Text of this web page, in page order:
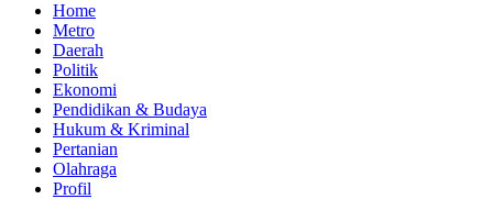
Home
Metro
Daerah
Politik
Ekonomi
Pendidikan & Budaya
Hukum & Kriminal
Pertanian
Olahraga
Profil